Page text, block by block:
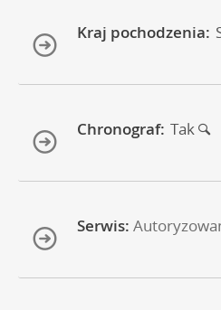
Kraj pochodzenia:
Chronograf: Tak
Serwis: